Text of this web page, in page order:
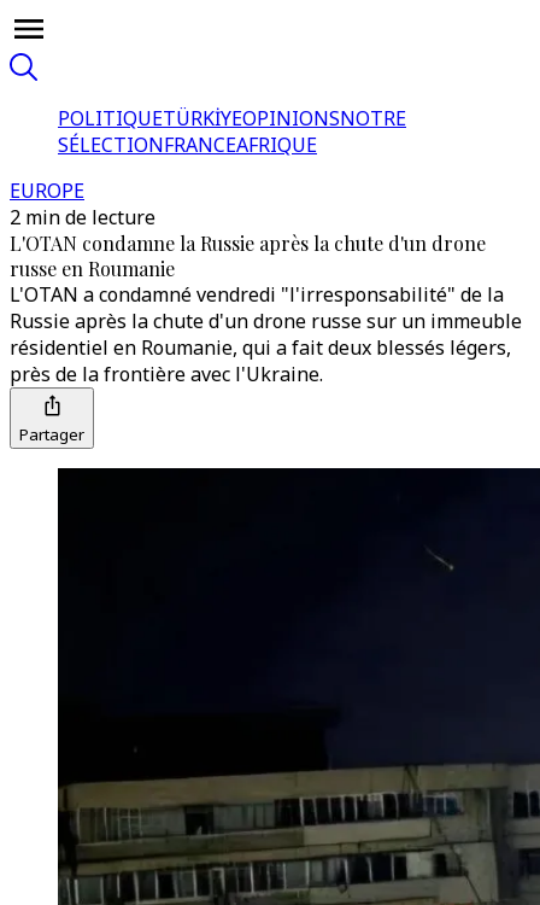
POLITIQUETÜRKİYEOPINIONSNOTRE
SÉLECTIONFRANCEAFRIQUE
EUROPE
2 min de lecture
L'OTAN condamne la Russie après la chute d'un drone
russe en Roumanie
L'OTAN a condamné vendredi "l'irresponsabilité" de la
Russie après la chute d'un drone russe sur un immeuble
résidentiel en Roumanie, qui a fait deux blessés légers,
près de la frontière avec l'Ukraine.
Partager